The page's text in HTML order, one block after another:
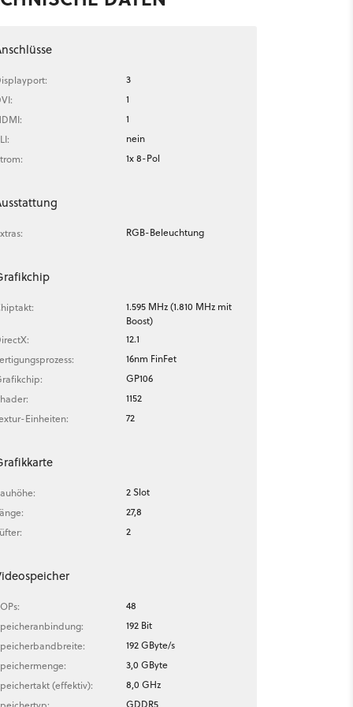
3
1
1
nein
1x 8-Pol
RGB-Beleuchtung
1.595 MHz (1.810 MHz mit
Boost)
12.1
16nm FinFet
GP106
1152
Einheiten:
72
2 Slot
27,8
2
48
192 Bit
192 GByte/s
3,0 GByte
(effektiv):
8,0 GHz
GDDR5